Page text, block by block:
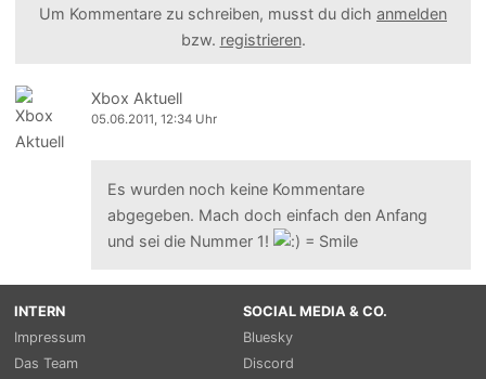
Um Kommentare zu schreiben, musst du dich anmelden
bzw. registrieren.
Xbox Aktuell
05.06.2011, 12:34 Uhr
Es wurden noch keine Kommentare
abgegeben. Mach doch einfach den Anfang
und sei die Nummer 1!
INTERN
Impressum
Das Team
SOCIAL MEDIA & CO.
Bluesky
Discord